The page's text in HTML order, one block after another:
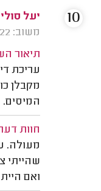
יעל
משוב: 06/08/2022
תיאור
עריכת
מקבלן
המיסים.
חוות
מעולה.
שהייתי
ואם
10